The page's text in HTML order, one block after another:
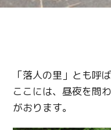
「落人の里」とも呼
ここには、昼夜を問
がおります。